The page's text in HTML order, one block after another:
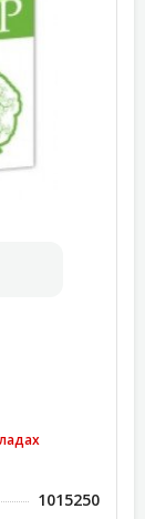
1015250